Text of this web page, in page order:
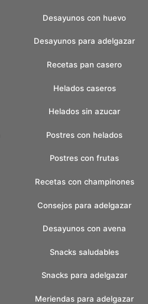
Desayunos con huevo
Desayunos para adelgazar
Recetas pan casero
Helados caseros
Helados sin azucar
Postres con helados
Postres con frutas
Recetas con champinones
Consejos para adelgazar
Desayunos con avena
Snacks saludables
Snacks para adelgazar
Meriendas para adelgazar